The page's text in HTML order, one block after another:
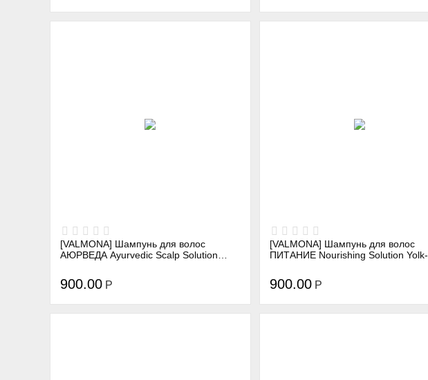
[VALMONA] Шампунь для волос
АЮРВЕДА Ayurvedic Scalp Solution
900.00 Р
[VALMONA] Шампунь для волос
ПИТАНИЕ Nourishing Solution Yolk-
900.00 Р